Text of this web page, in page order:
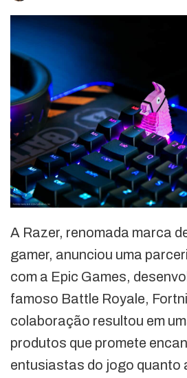
A Razer, renomada marca
gamer, anunciou uma
com a Epic Games,
famoso Battle Royale,
colaboração resultou em
produtos que promete
entusiastas do jogo quanto